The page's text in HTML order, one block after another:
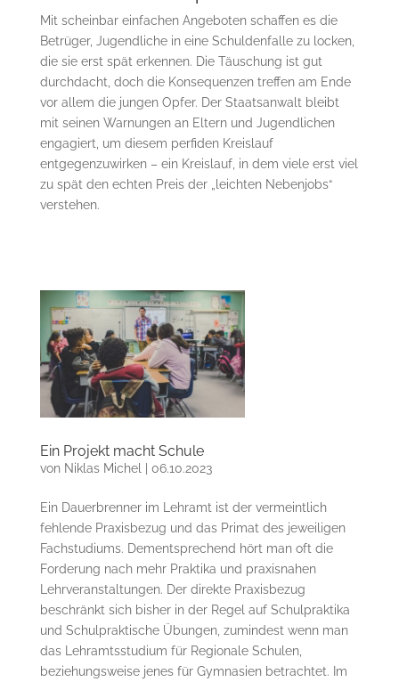
Mit scheinbar einfachen Angeboten schaffen es die
Betrüger, Jugendliche in eine Schuldenfalle zu locken,
die sie erst spät erkennen. Die Täuschung ist gut
durchdacht, doch die Konsequenzen treffen am Ende
vor allem die jungen Opfer. Der Staatsanwalt bleibt
mit seinen Warnungen an Eltern und Jugendlichen
engagiert, um diesem perfiden Kreislauf
entgegenzuwirken – ein Kreislauf, in dem viele erst viel
zu spät den echten Preis der „leichten Nebenjobs“
verstehen.
Ein Projekt macht Schule
von Niklas Michel 06.10.2023
Ein Dauerbrenner im Lehramt ist der vermeintlich
fehlende Praxisbezug und das Primat des jeweiligen
Fachstudiums. Dementsprechend hört man oft die
Forderung nach mehr Praktika und praxisnahen
Lehrveranstaltungen. Der direkte Praxisbezug
beschränkt sich bisher in der Regel auf Schulpraktika
und Schulpraktische Übungen, zumindest wenn man
das Lehramtsstudium für Regionale Schulen,
beziehungsweise jenes für Gymnasien betrachtet. Im